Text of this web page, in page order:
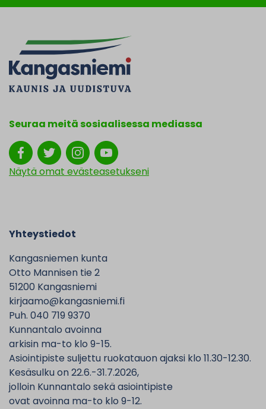
Seuraa meitä sosiaalisessa mediassa
Näytä omat evästeasetukseni
Yhteystiedot
Kangasniemen kunta
Otto Mannisen tie 2
51200 Kangasniemi
kirjaamo@kangasniemi.fi
Puh. 040 719 9370
Kunnantalo avoinna
arkisin ma-to klo 9-15.
Asiointipiste suljettu ruokatauon ajaksi klo 11.30-12.30.
Kesäsulku on 22.6.-31.7.2026,
jolloin Kunnantalo sekä asiointipiste
ovat avoinna ma-to klo 9-12.